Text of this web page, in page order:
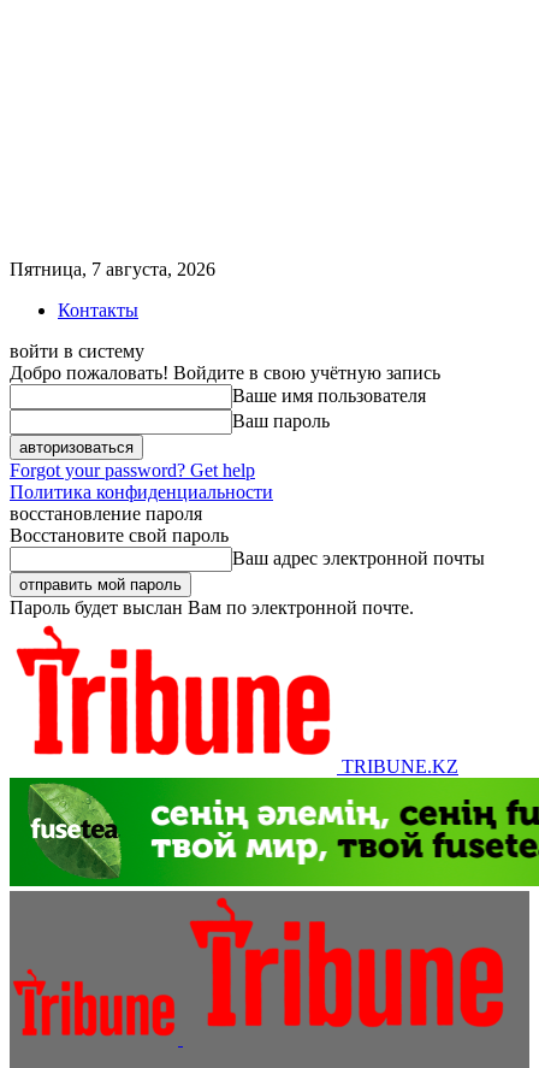
Пятница, 7 августа, 2026
Контакты
войти в систему
Добро пожаловать! Войдите в свою учётную запись
Ваше имя пользователя
Ваш пароль
Forgot your password? Get help
Политика конфиденциальности
восстановление пароля
Восстановите свой пароль
Ваш адрес электронной почты
Пароль будет выслан Вам по электронной почте.
TRIBUNE.KZ